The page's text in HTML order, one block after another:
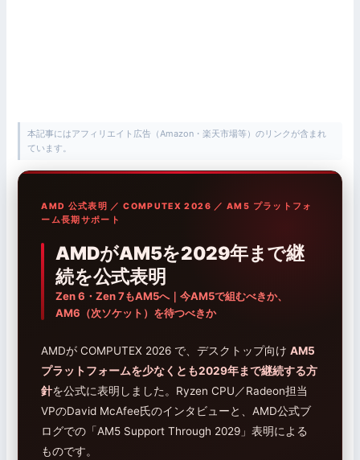
本記事にはアフィリエイト広告（Amazon・楽天市場等）のリンクが含まれ
ています。
AMD 公式表明 ／ COMPUTEX 2026 ／ AM5 プラットフォ
ーム長期サポート
AMDがAM5を2029年まで継
続を公式表明
Zen 6・Zen 7もAM5へ｜今AM5で組むべきか、
AM6（次ソケット）を待つべきか
AMDが COMPUTEX 2026 で、デスクトップ向けAM5
プラットフォームを少なくとも2029年まで継続する方
針を公式に表明しました。Ryzen CPU／Radeon担当
VPのDavid McAfee氏のインタビューと、AMD公式ブ
ログでの「AM5 Support Through 2029」表明による
ものです。